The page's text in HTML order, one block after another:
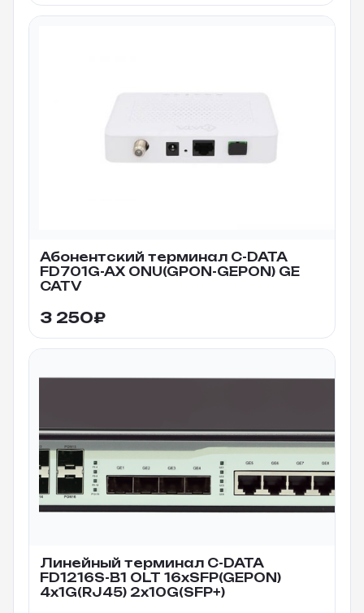
Абонентский терминал C-DATA
FD701G-AX ONU(GPON-GEPON) GE
CATV
3 250₽
Линейный терминал C-DATA
FD1216S-B1 OLT 16xSFP(GEPON)
4x1G(RJ45) 2x10G(SFP+)